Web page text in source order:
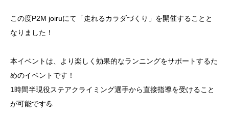
この度P2M joiruにて「走れるカラダづくり」を開催することと
なりました！
本イベントは、より楽しく効果的なランニングをサポートするた
めのイベントです！
1時間半現役ステアクライミング選手から直接指導を受けること
が可能です💪